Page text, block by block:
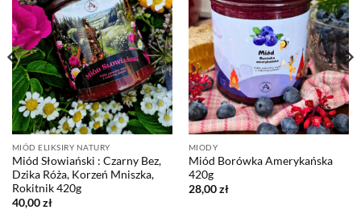
MIÓD ELIKSIRY NATURY
Miód Słowiański : Czarny Bez,
Dzika Róża, Korzeń Mniszka,
Rokitnik 420g
40,00zł
MIODY
Miód Borówka Amerykańska
420g
28,00zł